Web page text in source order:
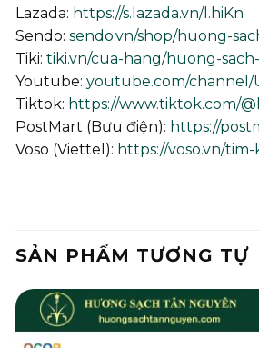
Lazada: https://s.lazada.vn/l.hiKn
Sendo: sendo.vn/shop/huong-
Tiki: tiki.vn/cua-hang/huong-
Youtube: youtube.com/channel/
Tiktok: https://www.tiktok.com/
PostMart (Bưu điện): https://
Voso (Viettel): https://voso.vn/tim-
SẢN PHẨM TƯƠNG TỰ